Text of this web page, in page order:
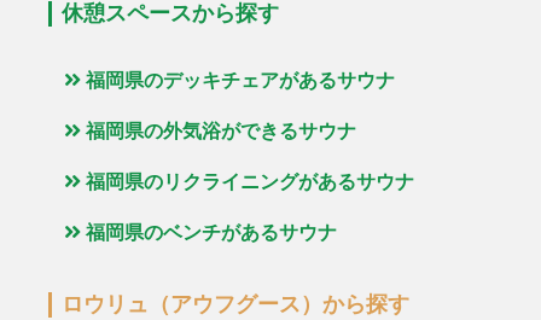
休憩スペースから探す
福岡県のデッキチェアがあるサウナ
福岡県の外気浴ができるサウナ
福岡県のリクライニングがあるサウナ
福岡県のベンチがあるサウナ
ロウリュ（アウフグース）から探す